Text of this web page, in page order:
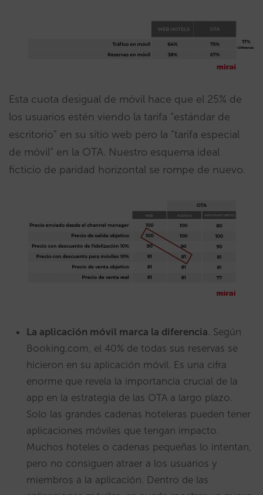
Esta cuota desigual de móvil hace que el 25% de
los usuarios estén viendo la tarifa “estándar de
escritorio” en su sitio web pero la “tarifa especial
de móvil” en la OTA. Nuestro esquema ideal
ficticio de paridad horizontal se rompe de nuevo.
La aplicación móvil marca la diferencia . Según
Booking.com, el 40% de todas sus reservas se
hicieron en su aplicación móvil. Es una cifra
enorme que revela la importancia crucial de la
app en la estrategia de las OTA a largo plazo.
Solo las grandes cadenas hoteleras pueden tener
aplicaciones móviles que tengan impacto.
Muchos hoteles o cadenas pequeñas lo intentan,
pero no consiguen atraer a los usuarios y
miembros a la aplicación. Dentro de las